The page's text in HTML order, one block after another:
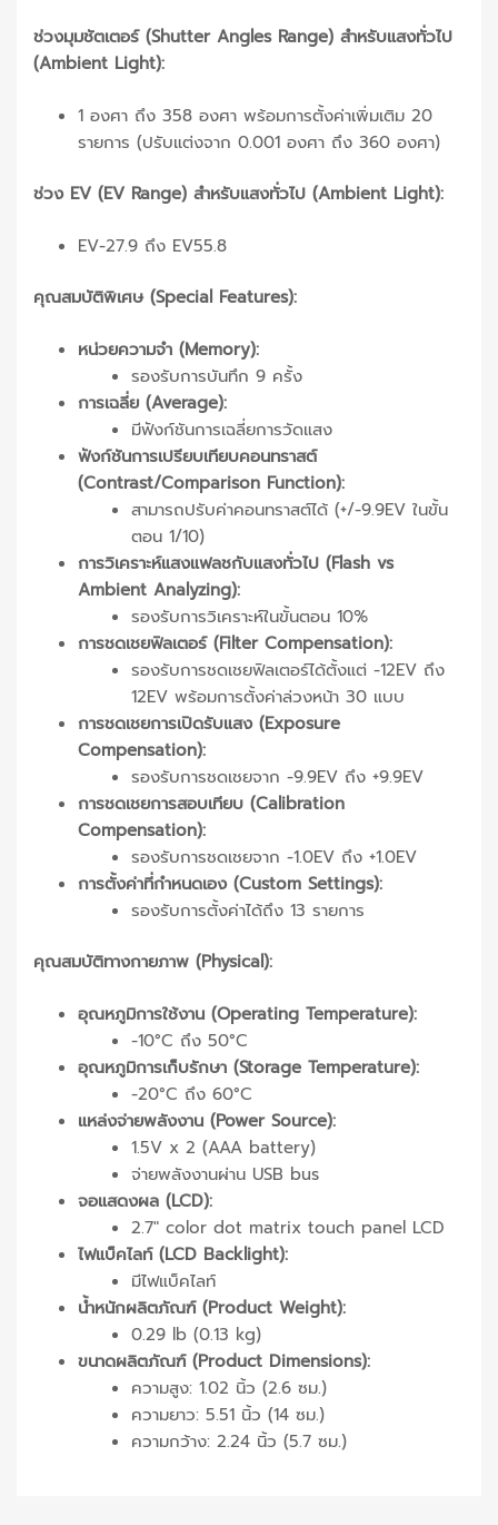
ช่วงมุมชัตเตอร์ (Shutter Angles Range) สำหรับแสงทั่วไป
(Ambient Light):
1 องศา ถึง 358 องศา พร้อมการตั้งค่าเพิ่มเติม 20
รายการ (ปรับแต่งจาก 0.001 องศา ถึง 360 องศา)
ช่วง EV (EV Range) สำหรับแสงทั่วไป (Ambient Light):
EV-27.9 ถึง EV55.8
คุณสมบัติพิเศษ (Special Features):
หน่วยความจำ (Memory):
รองรับการบันทึก 9 ครั้ง
การเฉลี่ย (Average):
มีฟังก์ชันการเฉลี่ยการวัดแสง
ฟังก์ชันการเปรียบเทียบคอนทราสต์
(Contrast/Comparison Function):
สามารถปรับค่าคอนทราสต์ได้ (+/-9.9EV ในขั้น
ตอน 1/10)
การวิเคราะห์แสงแฟลชกับแสงทั่วไป (Flash vs
Ambient Analyzing):
รองรับการวิเคราะห์ในขั้นตอน 10%
การชดเชยฟิลเตอร์ (Filter Compensation):
รองรับการชดเชยฟิลเตอร์ได้ตั้งแต่ -12EV ถึง
12EV พร้อมการตั้งค่าล่วงหน้า 30 แบบ
การชดเชยการเปิดรับแสง (Exposure
Compensation):
รองรับการชดเชยจาก -9.9EV ถึง +9.9EV
การชดเชยการสอบเทียบ (Calibration
Compensation):
รองรับการชดเชยจาก -1.0EV ถึง +1.0EV
การตั้งค่าที่กำหนดเอง (Custom Settings):
รองรับการตั้งค่าได้ถึง 13 รายการ
คุณสมบัติทางกายภาพ (Physical):
อุณหภูมิการใช้งาน (Operating Temperature):
-10°C ถึง 50°C
อุณหภูมิการเก็บรักษา (Storage Temperature):
-20°C ถึง 60°C
แหล่งจ่ายพลังงาน (Power Source):
1.5V x 2 (AAA battery)
จ่ายพลังงานผ่าน USB bus
จอแสดงผล (LCD):
2.7″ color dot matrix touch panel LCD
ไฟแบ็คไลท์ (LCD Backlight):
มีไฟแบ็คไลท์
น้ำหนักผลิตภัณฑ์ (Product Weight):
0.29 lb (0.13 kg)
ขนาดผลิตภัณฑ์ (Product Dimensions):
ความสูง: 1.02 นิ้ว (2.6 ซม.)
ความยาว: 5.51 นิ้ว (14 ซม.)
ความกว้าง: 2.24 นิ้ว (5.7 ซม.)